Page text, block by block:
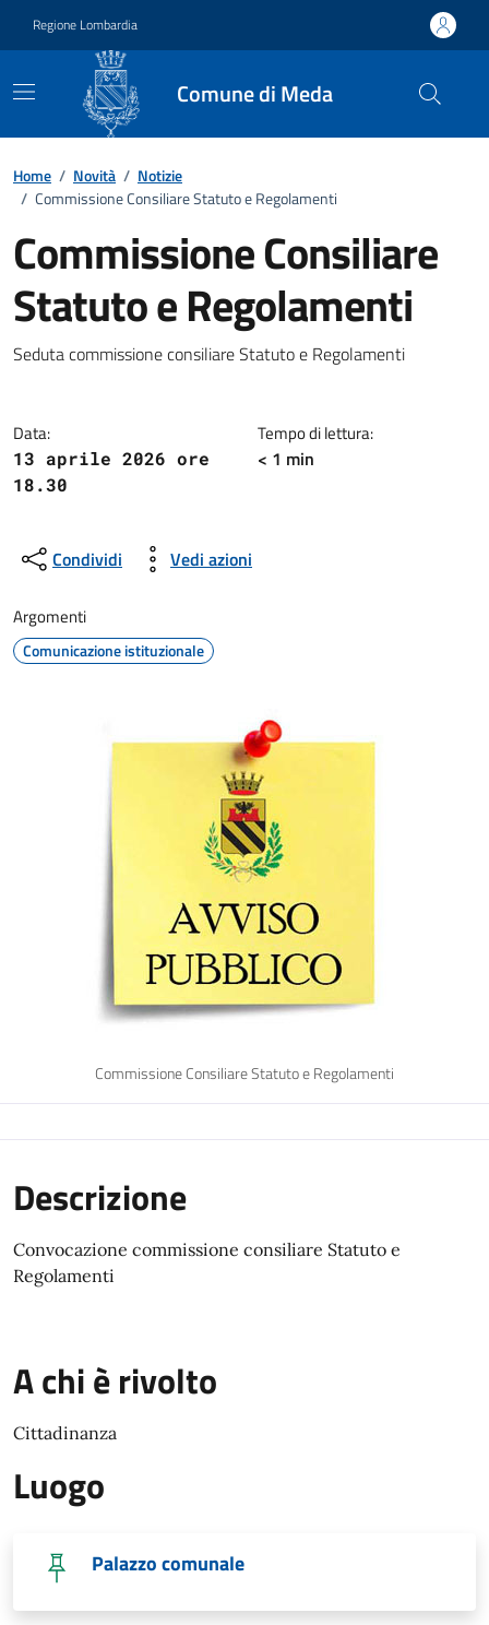
Regione Lombardia
Comune di Meda
Home / Novità / Notizie
/ Commissione Consiliare Statuto e Regolamenti
Commissione Consiliare
Statuto e Regolamenti
Dettagli della notizia
Seduta commissione consiliare Statuto e Regolamenti
Data:
13 aprile 2026 ore
18.30
Tempo di lettura:
< 1 min
Condividi Vedi azioni
Argomenti
Comunicazione istituzionale
Commissione Consiliare Statuto e Regolamenti
Descrizione
Convocazione commissione consiliare Statuto e
Regolamenti
A chi è rivolto
Cittadinanza
Luogo
Palazzo comunale